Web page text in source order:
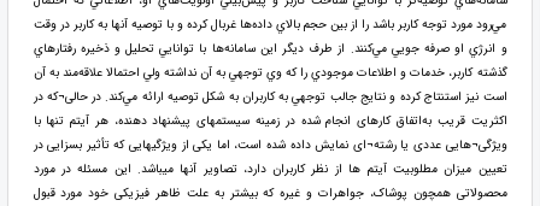
مي‌رود مورد توجه كاربر باشد را از بين حجم بالاي داده‌ها غربال كرده و با توصيه آنها به كاربر در وقت
و انرژي او صرفه جويي مي‌كنند. از طرف ديگر اين سامانه‌ها با توانايي تحليل و ذخيره رفتارهاي
گذشته كاربر، خدمات و اطلاعات موجودي را كه وي توجهي به آن نداشته ولي احتمالا علاقه‌مند به آن
است نيز استنتاج كرده و نتايج جالب توجهي به كاربران به شکل توصيه ارائه مي‌کند. در حالی¬که در
اکثریت قریب به‌اتفاق کارهای انجام شده در زمینه سیستمهای پیشنهاد دهنده، هر آیتم تنها با
ویژگی¬هایی عددی یا رشته¬ای نمایش داده شده است، اما یکی از ویژگیهایی که تأثیر بسزایی در
تعیین میزان مطلوبیت آیتم ها از نظر کاربران دارد، تصاویر آنها میباشد. این مسئله در مورد
محصولاتی همچون پوشاک، جواهرات و غیره که بیشتر به علت ظاهر فیزیکی خود مورد قبول